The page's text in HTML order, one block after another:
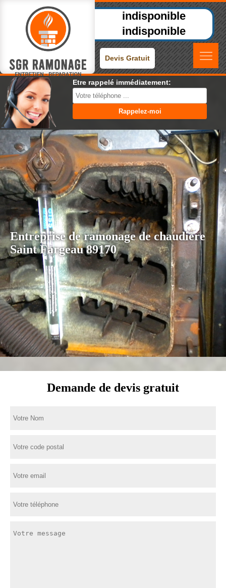
indisponible
indisponible
Devis Gratuit
Etre rappelé immédiatement:
Entreprise de ramonage de chaudière
Saint Fargeau 89170
Demande de devis gratuit